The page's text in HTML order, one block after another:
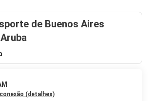
de Buenos Aires
1 conexão (detalhes)